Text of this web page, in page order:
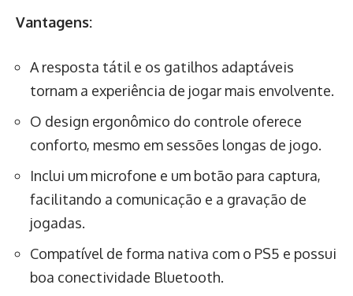
Vantagens:
A resposta tátil e os gatilhos adaptáveis
tornam a experiência de jogar mais envolvente.
O design ergonômico do controle oferece
conforto, mesmo em sessões longas de jogo.
Inclui um microfone e um botão para captura,
facilitando a comunicação e a gravação de
jogadas.
Compatível de forma nativa com o PS5 e possui
boa conectividade Bluetooth.